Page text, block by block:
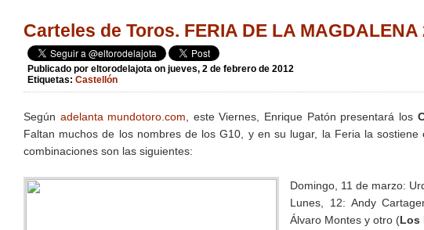
Carteles de Toros. FERIA DE LA MAGDALENA
Publicado por eltorodelajota on jueves, 2 de febrero de 2012
Etiquetas: Castellón
Según adelanta mundotoro.com , este Viernes, Enrique Patón presentará los
Faltan muchos de los nombres de los G10, y en su lugar, la Feria la
combinaciones son las siguientes:
Domingo, 11 de marzo:
Lunes, 12: Andy
Álvaro Montes y otro (Los